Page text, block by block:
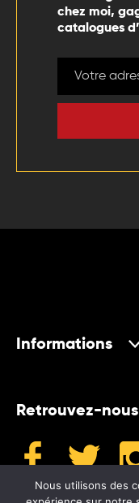
chez moi,
catalogues
Informations
Retrouvez-
Nous utilisons des